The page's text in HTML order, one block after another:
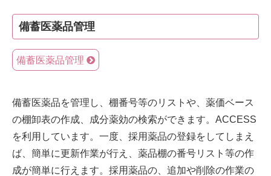
備蓄医薬品管理
備蓄医薬品管理
備蓄医薬品を管理し、棚番号等のリストや、薬価ベース
の棚卸表の作成、成分薬効の検索ができます。ACCESS
を利用しています。一度、採用薬品の登録をしてしまえ
ば、簡単に更新作業が行え、薬品棚の番号リスト等の作
成が簡単に行えます。採用薬品の、追加や削除の作業の